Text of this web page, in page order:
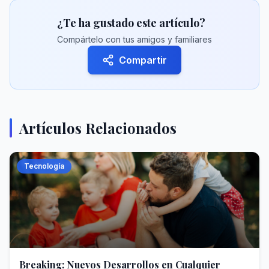
¿Te ha gustado este artículo?
Compártelo con tus amigos y familiares
Compartir
Artículos Relacionados
Tecnología
Breaking: Nuevos Desarrollos en Cualquier